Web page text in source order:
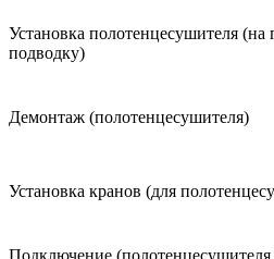
Установка полотенцесушителя (на
подводку)
Демонтаж (полотенцесушителя)
Установка кранов (для
Подключение (полотенцесушителя